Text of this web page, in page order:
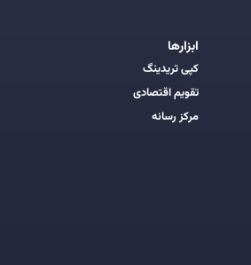
ابزارها
کپی تریدینگ
تقویم اقتصادی
مرکز رسانه